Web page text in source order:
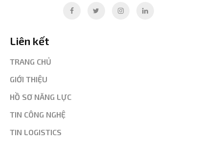
Liên kết
TRANG CHỦ
GIỚI THIỆU
HỒ SƠ NĂNG LỰC
TIN CÔNG NGHỆ
TIN LOGISTICS